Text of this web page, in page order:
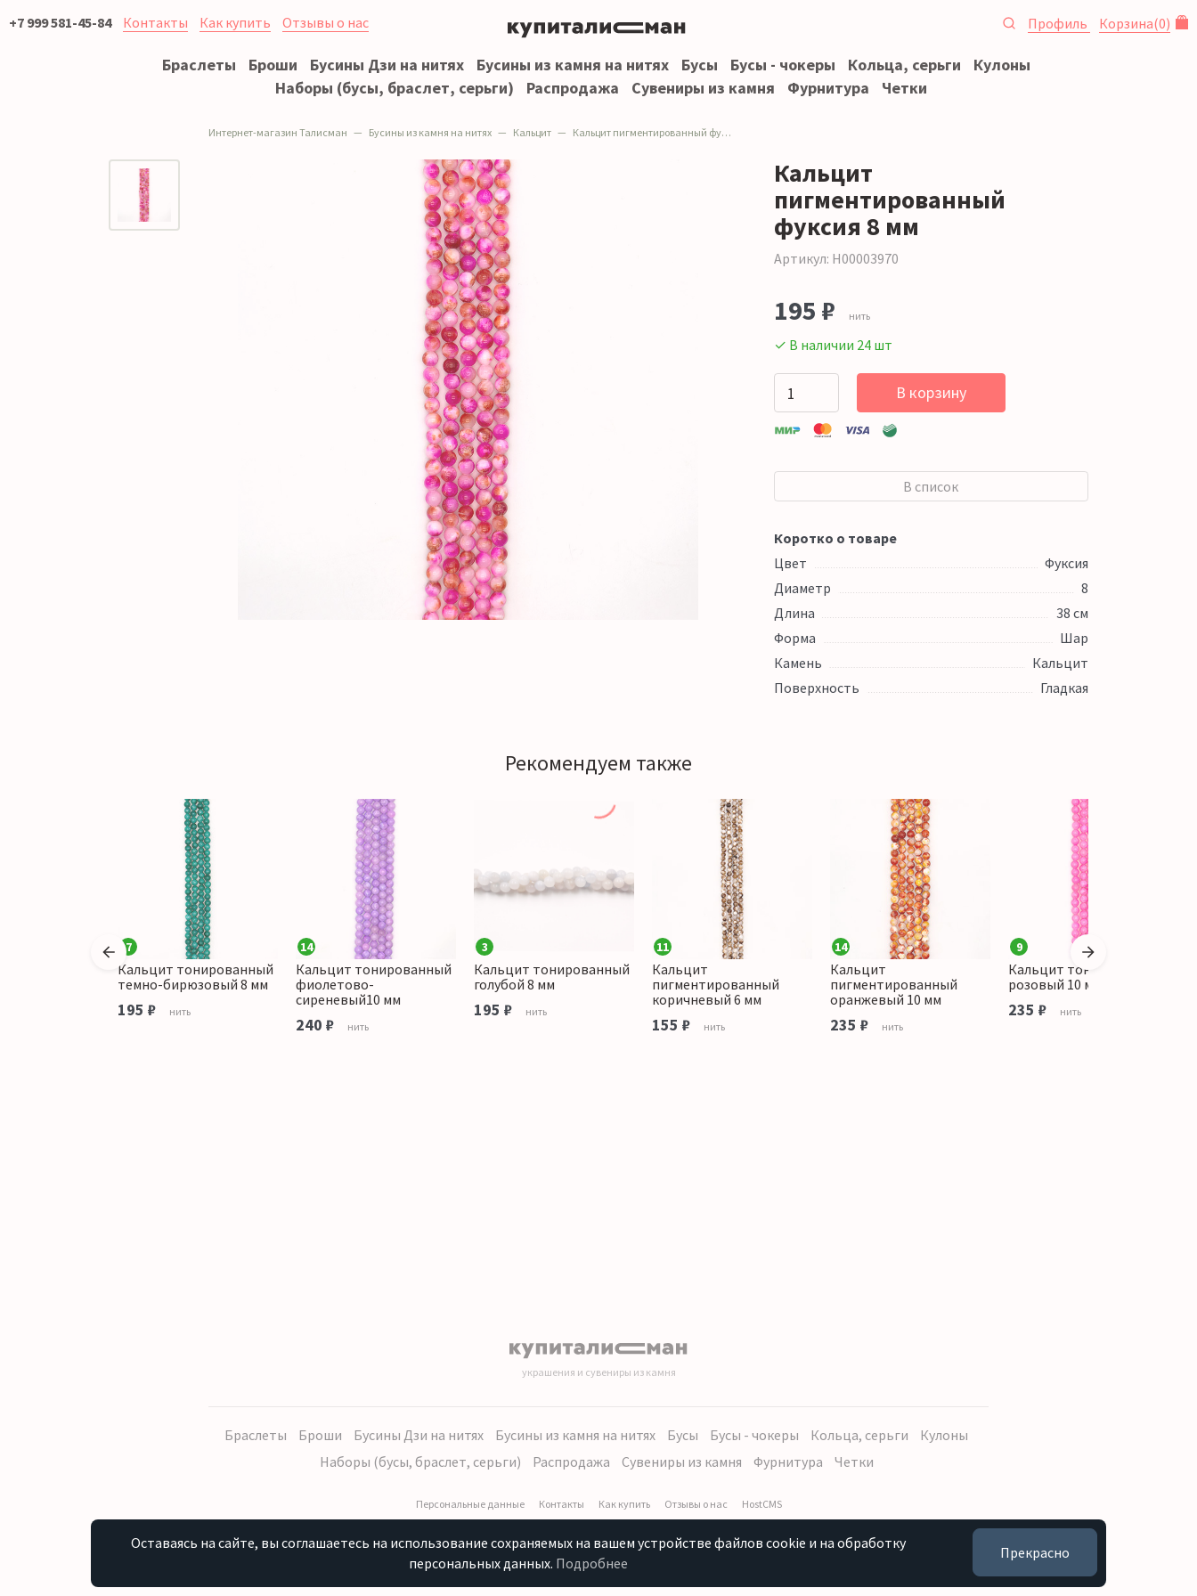
+7 999 581-45-84 Контакты Как купить Отзывы о нас Профиль Корзина(0)
Браслеты Броши Бусины Дзи на нитях Бусины из камня на нитях Бусы Бусы - чокеры Кольца, серьги
Кулоны
Наборы (бусы, браслет, серьги)
Распродажа Сувениры из камня Фурнитура Четки
Интернет-магазин Талисман Бусины из камня на нитях Кальцит Кальцит пигментированный фуксия 8 мм
Кальцит
пигментированный
фуксия 8 мм
Артикул: Н00003970
195 ₽ нить
✓ В наличии 24 шт
В корзину
В список
Коротко о товаре
Цвет
Фуксия
Диаметр
8
Длина
38 см
Форма
Шар
Камень
Кальцит
Поверхность
Гладкая
Рекомендуем также
7
Кальцит тонированный
темно-бирюзовый 8 мм
195 ₽ нить
14
Кальцит тонированный
фиолетово-
сиреневый10 мм
240 ₽ нить
3
Кальцит тонированный
голубой 8 мм
195 ₽ нить
11
Кальцит
пигментированный
коричневый 6 мм
155 ₽ нить
14
Кальцит
пигментированный
оранжевый 10 мм
235 ₽ нить
9
Кальцит тонированный
розовый 10 мм
235 ₽ нить
украшения и сувениры из камня
Браслеты Броши Бусины Дзи на нитях Бусины из камня на нитях Бусы Бусы - чокеры Кольца, серьги
Кулоны
Наборы (бусы, браслет, серьги)
Распродажа Сувениры из камня Фурнитура Четки
Персональные данные Контакты Как купить Отзывы о нас HostCMS
Оставаясь на сайте, вы соглашаетесь на использование сохраняемых на вашем устройстве файлов cookie и на обработку
персональных данных. Подробнее
Прекрасно